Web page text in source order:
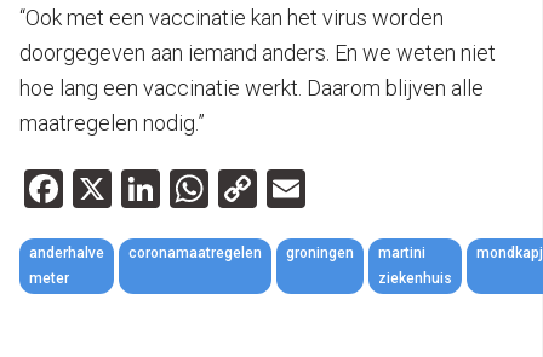
“Ook met een vaccinatie kan het virus worden
doorgegeven aan iemand anders. En we weten niet
hoe lang een vaccinatie werkt. Daarom blijven alle
maatregelen nodig.”
Facebook
X LinkedIn
WhatsApp
Copy
Link
anderhalve
meter
coronamaatregelen groningen
martini
ziekenhuis